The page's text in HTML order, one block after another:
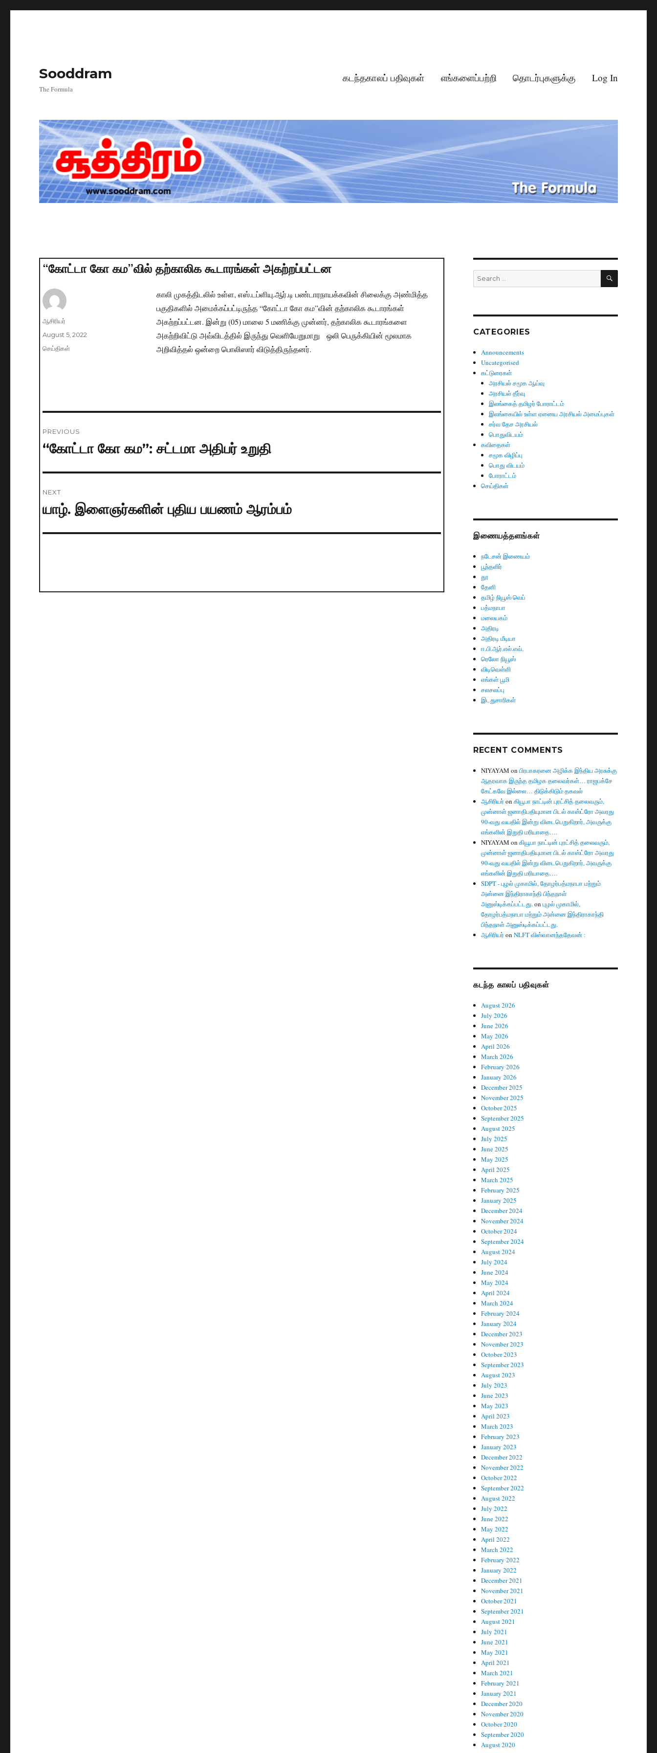
Sooddram
The Formula
கடந்தகாலப் பதிவுகள் எங்களைப்பற்றி தொடர்புகளுக்கு Log In
“கோட்டா கோ கம”வில் தற்காலிக கூடாரங்கள் அகற்றப்பட்டன
காலி முகத்திடலில் உள்ள, எஸ்.டப்ளியு.ஆர்.டி பண்டாரநாயக்கவின் சிலைக்கு அண்மித்த
பகுதிகளில் அமைக்கப்பட்டிருந்த “கோட்டா கோ கம”வின் தற்காலிக கூடாரங்கள்
அகற்றப்பட்டன. இன்று (05) மாலை 5 மணிக்கு முன்னர், தற்காலிக கூடாரங்களை
அகற்றிவிட்டு அவ்விடத்தில் இருந்து வெளியேறுமாறு ஒலி பெருக்கியின் மூலமாக
அறிவித்தல் ஒன்றை பொலிஸார் விடுத்திருந்தனர்.
Author
ஆசிரியர்
Posted
on
August 5, 2022
Categories
செய்திகள்
navigation
PREVIOUS
Previous
“கோட்டா கோ கம”: சட்டமா அதிபர் உறுதி
NEXT
Next
post:
யாழ். இளைஞர்களின் புதிய பயணம் ஆரம்பம்
Search
for:
SEARCH
CATEGORIES
Announcements
Uncategorised
கட்டுரைகள்
அரசியல் சமூக ஆய்வு
அரசியல் தீர்வு
இலங்கைத் தமிழர் போராட்டம்
இலங்கையில் உள்ள ஏனைய அரசியல் அமைப்புகள்
சர்வ தேச அரசியல்
பொதுவிடயம்
கவிதைகள்
சமூக விழிப்பு
பொது விடயம்
போராட்டம்
செய்திகள்
இணையத்தளங்கள்
நடேசன் இணையம்
பூந்தளிர்
தூ
தேனி
தமிழ் நியூஸ் வெப்
பத்மநாபா
மலையகம்
அதிரடி
அதிரடி மீடியா
ஈ.பி.ஆர்.எல்.எவ்.
ரெலோ நியூஸ்
விடிவெள்ளி
எங்கள் பூமி
சலசலப்பு
இடதுசாரிகள்
RECENT COMMENTS
NIYAYAM onபிரபாகரனை அழிக்க இந்திய அரசுக்கு
ஆதரவாக இருந்த தமிழக தலைவர்கள்… ராஜபக்சே
கேட்கவே இல்லை… திடுக்கிடும் தகவல்
ஆசிரியர் onகியூபா நாட்டின் புரட்சித் தலைவரும்,
முன்னாள் ஜனாதிபதியுமான பிடல் காஸ்ட்ரோ அவரது
90-வது வயதில் இன்று விடைபெறுகிறார், அவருக்கு
எங்களின் இறுதி மரியாதை….
NIYAYAM onகியூபா நாட்டின் புரட்சித் தலைவரும்,
முன்னாள் ஜனாதிபதியுமான பிடல் காஸ்ட்ரோ அவரது
90-வது வயதில் இன்று விடைபெறுகிறார், அவருக்கு
எங்களின் இறுதி மரியாதை….
SDPT - புழல் முகாமில், தோழர்பத்மநாபா மற்றும்
அன்னை இந்திராகாந்தி பிந்தநாள்
அனுஸ்டிக்கப்பட்டது.onபுழல் முகாமில்,
தோழர்பத்மநாபா மற்றும் அன்னை இந்திராகாந்தி
பிந்தநாள் அனுஸ்டிக்கப்பட்டது.
ஆசிரியர் onNLFT விஸ்வானந்ததேவன் :
கடந்த காலப் பதிவுகள்
August 2026
July 2026
June 2026
May 2026
April 2026
March 2026
February 2026
January 2026
December 2025
November 2025
October 2025
September 2025
August 2025
July 2025
June 2025
May 2025
April 2025
March 2025
February 2025
January 2025
December 2024
November 2024
October 2024
September 2024
August 2024
July 2024
June 2024
May 2024
April 2024
March 2024
February 2024
January 2024
December 2023
November 2023
October 2023
September 2023
August 2023
July 2023
June 2023
May 2023
April 2023
March 2023
February 2023
January 2023
December 2022
November 2022
October 2022
September 2022
August 2022
July 2022
June 2022
May 2022
April 2022
March 2022
February 2022
January 2022
December 2021
November 2021
October 2021
September 2021
August 2021
July 2021
June 2021
May 2021
April 2021
March 2021
February 2021
January 2021
December 2020
November 2020
October 2020
September 2020
August 2020